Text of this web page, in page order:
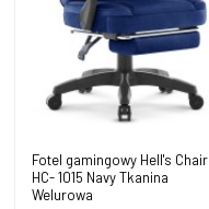
Fotel gamingowy Hell's Chair
HC- 1015 Navy Tkanina
Welurowa